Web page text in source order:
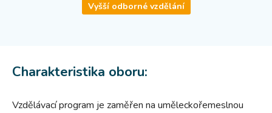
Vyšší odborné vzdělání
Charakteristika oboru:
Vzdělávací program je zaměřen na uměleckořemeslnou